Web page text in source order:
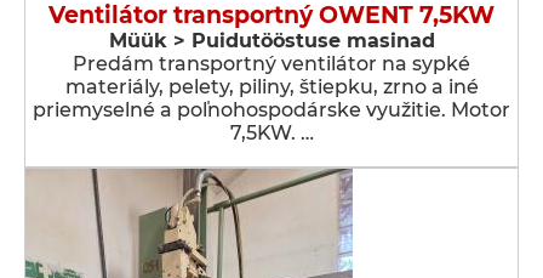
Ventilátor transportný OWENT 7,5KW
Müük > Puidutööstuse masinad
Predám transportný ventilátor na sypké
materiály, pelety, piliny, štiepku, zrno a iné
priemyselné a poľnohospodárske využitie. Motor
7,5KW. …